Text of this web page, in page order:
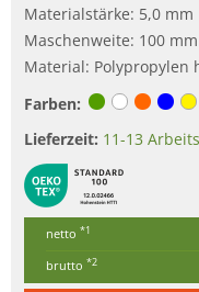
Materialstärke: 5,0 mm
Maschenweite: 100 mm
Material: Polypropylen
Farben:
Lieferzeit: 11-13
netto *1
brutto *2